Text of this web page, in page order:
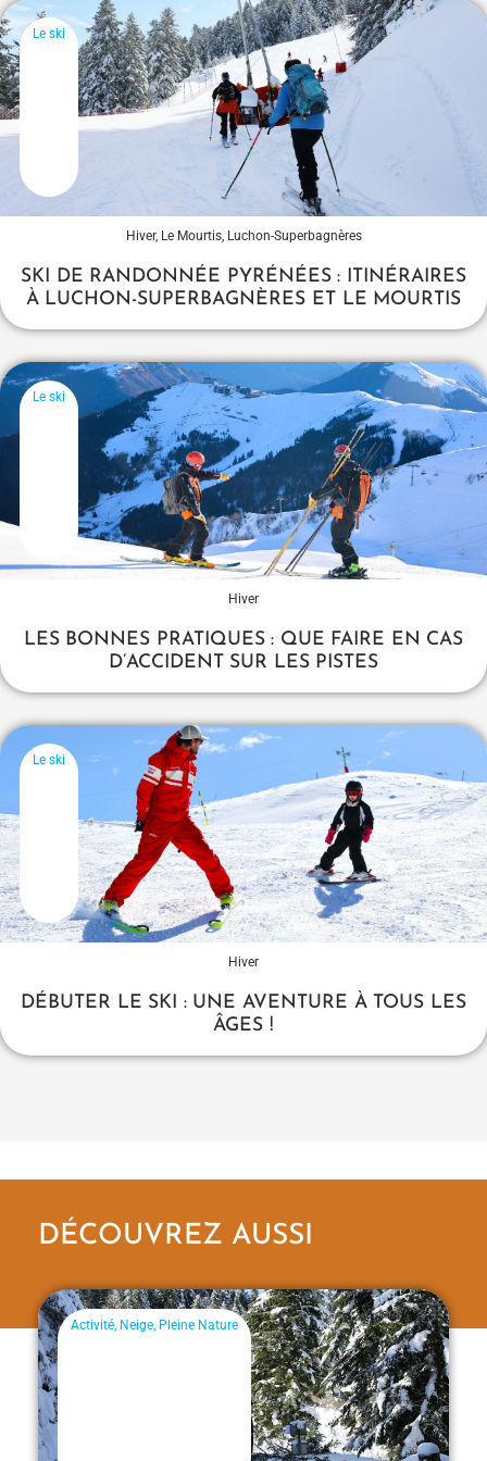
Le ski
Hiver, Le Mourtis, Luchon-Superbagnères
SKI DE RANDONNÉE PYRÉNÉES : ITINÉRAIRES
À LUCHON-SUPERBAGNÈRES ET LE MOURTIS
Le ski
Hiver
LES BONNES PRATIQUES : QUE FAIRE EN CAS
D’ACCIDENT SUR LES PISTES
Le ski
Hiver
DÉBUTER LE SKI : UNE AVENTURE À TOUS LES
ÂGES !
DÉCOUVREZ AUSSI
Activité, Neige, Pleine Nature